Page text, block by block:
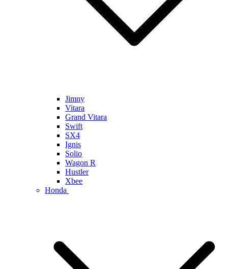
Jimny
Vitara
Grand Vitara
Swift
SX4
Ignis
Solio
Wagon R
Hustler
Xbee
Honda